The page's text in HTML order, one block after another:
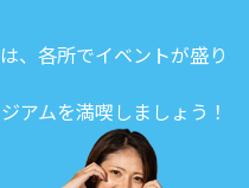
、各所でイベントが盛り
アムを満喫しましょう！